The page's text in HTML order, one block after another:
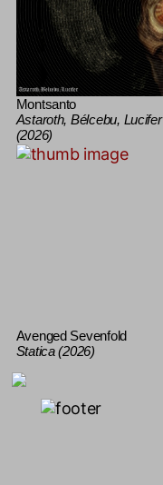
Montsanto
Astaroth, Bélcebu, Lucifer
(2026)
Avenged Sevenfold
Statica (2026)